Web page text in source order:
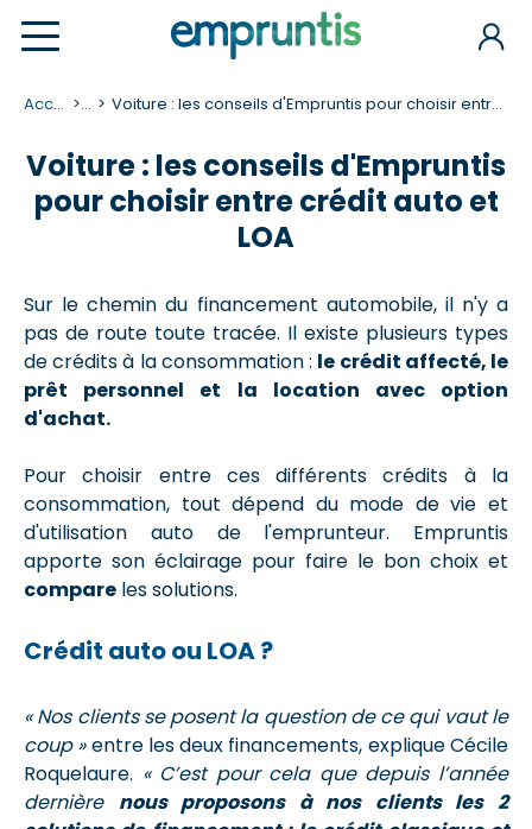
Accueil ... Voiture : les conseils d'Empruntis pour choisir entre crédit auto et LOA
Voiture : les conseils d'Empruntis
pour choisir entre crédit auto et
LOA
Sur le chemin du financement automobile, il n'y a
pas de route toute tracée. Il existe plusieurs types
de crédits à la consommation : le crédit affecté, le
prêt personnel et la location avec option
d'achat.
Pour choisir entre ces différents crédits à la
consommation, tout dépend du mode de vie et
d'utilisation auto de l'emprunteur. Empruntis
apporte son éclairage pour faire le bon choix et
compare les solutions.
Crédit auto ou LOA ?
« Nos clients se posent la question de ce qui vaut le
coup »entre les deux financements, explique Cécile
Roquelaure. « C’est pour cela que depuis l’année
dernière nous proposons à nos clients les 2